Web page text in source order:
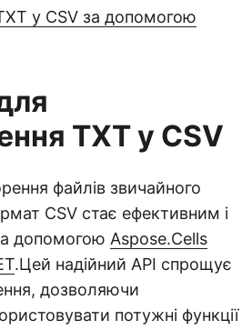
у CSV за допомогою
TXT у CSV
файлів звичайного
CSV стає ефективним і
допомогою Aspose.Cells
.Цей надійний API спрощує
дозволяючи
потужні функції